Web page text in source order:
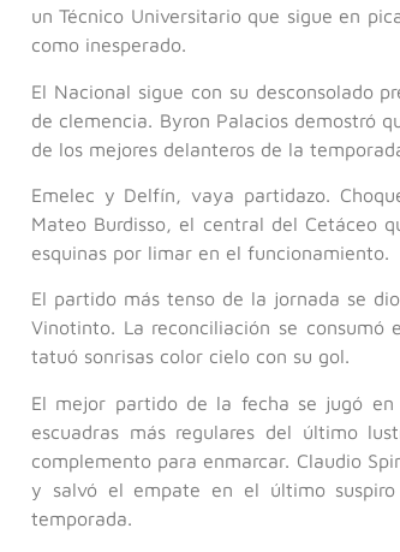
un Técnico Universitario que sigue en
como inesperado.
El Nacional sigue con su desconsolado
de clemencia. Byron Palacios demostró
de los mejores delanteros de la
Emelec y Delfín, vaya partidazo.
Mateo Burdisso, el central del Cetáceo
esquinas por limar en el funcionamiento.
El partido más tenso de la jornada se
Vinotinto. La reconciliación se consumó
tatuó sonrisas color cielo con su gol.
El mejor partido de la fecha se jugó en
escuadras más regulares del último
complemento para enmarcar. Claudio
y salvó el empate en el último
temporada.